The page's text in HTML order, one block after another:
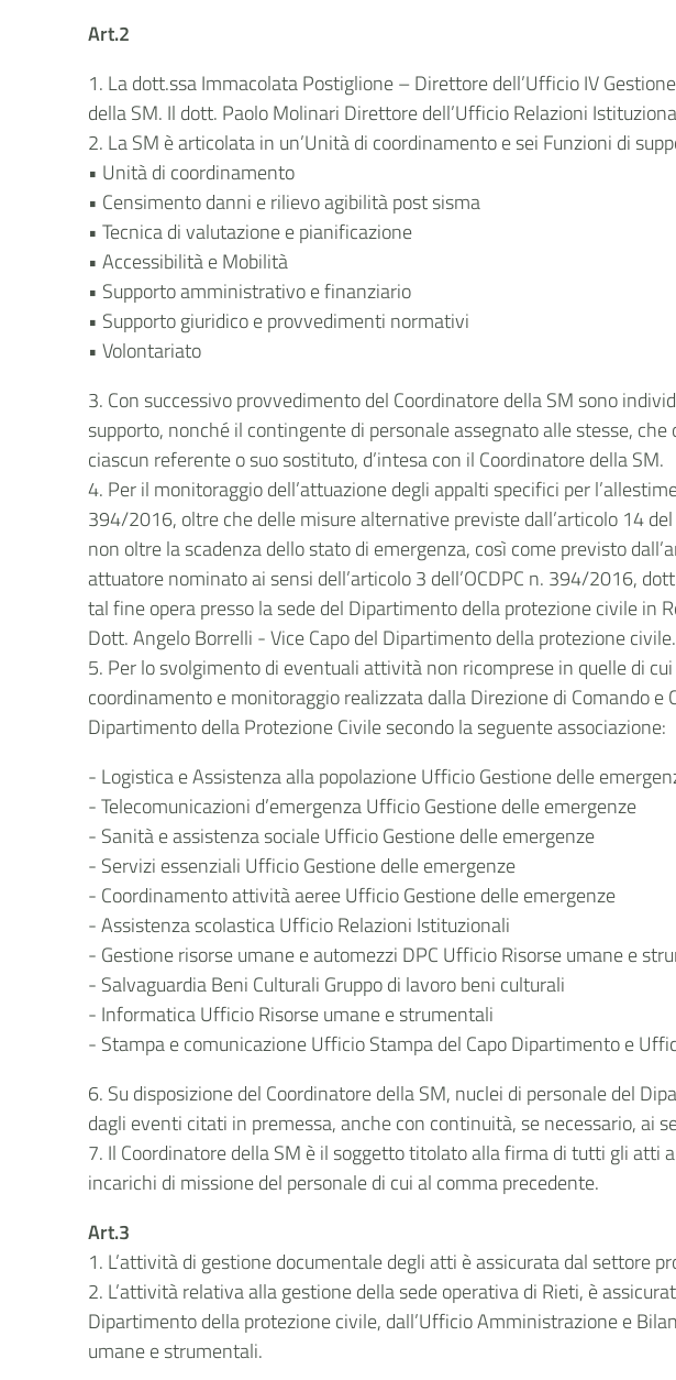
Art.2
1. La dott.ssa Immacolata Postiglione – Direttore dell’Ufficio IV
della SM. Il dott. Paolo Molinari Direttore dell’Ufficio Relazioni
2. La SM è articolata in un’Unità di coordinamento e sei Funzioni di
• Unità di coordinamento
• Censimento danni e rilievo agibilità post sisma
• Tecnica di valutazione e pianificazione
• Accessibilità e Mobilità
• Supporto amministrativo e finanziario
• Supporto giuridico e provvedimenti normativi
• Volontariato
3. Con successivo provvedimento del Coordinatore della SM sono
supporto, nonché il contingente di personale assegnato alle stesse,
ciascun referente o suo sostituto, d’intesa con il Coordinatore della SM.
4. Per il monitoraggio dell’attuazione degli appalti specifici per
394/2016, oltre che delle misure alternative previste dall’articolo 14
non oltre la scadenza dello stato di emergenza, così come previsto
attuatore nominato ai sensi dell’articolo 3 dell’OCDPC n. 394/2016,
tal fine opera presso la sede del Dipartimento della protezione civile
Dott. Angelo Borrelli - Vice Capo del Dipartimento della protezione civile.
5. Per lo svolgimento di eventuali attività non ricomprese in quelle di
coordinamento e monitoraggio realizzata dalla Direzione di Comando
Dipartimento della Protezione Civile secondo la seguente associazione:
- Logistica e Assistenza alla popolazione Ufficio Gestione delle
- Telecomunicazioni d’emergenza Ufficio Gestione delle emergenze
- Sanità e assistenza sociale Ufficio Gestione delle emergenze
- Servizi essenziali Ufficio Gestione delle emergenze
- Coordinamento attività aeree Ufficio Gestione delle emergenze
- Assistenza scolastica Ufficio Relazioni Istituzionali
- Gestione risorse umane e automezzi DPC Ufficio Risorse umane e
- Salvaguardia Beni Culturali Gruppo di lavoro beni culturali
- Informatica Ufficio Risorse umane e strumentali
- Stampa e comunicazione Ufficio Stampa del Capo Dipartimento e
6. Su disposizione del Coordinatore della SM, nuclei di personale del
dagli eventi citati in premessa, anche con continuità, se necessario, ai
7. Il Coordinatore della SM è il soggetto titolato alla firma di tutti gli atti
incarichi di missione del personale di cui al comma precedente.
Art.3
1. L’attività di gestione documentale degli atti è assicurata dal settore
2. L’attività relativa alla gestione della sede operativa di Rieti, è
Dipartimento della protezione civile, dall’Ufficio Amministrazione e
umane e strumentali.